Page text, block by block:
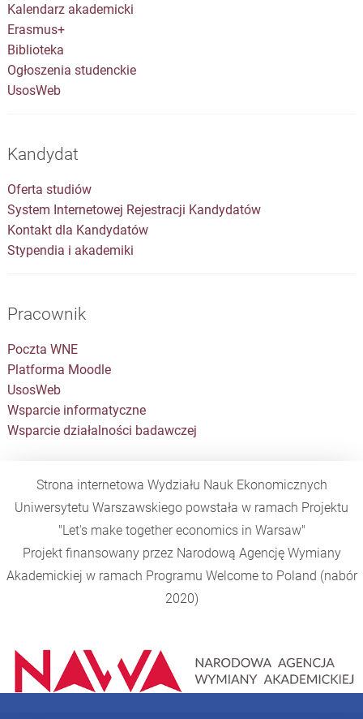
Kalendarz akademicki
Erasmus+
Biblioteka
Ogłoszenia studenckie
UsosWeb
Kandydat
Oferta studiów
System Internetowej Rejestracji Kandydatów
Kontakt dla Kandydatów
Stypendia i akademiki
Pracownik
Poczta WNE
Platforma Moodle
UsosWeb
Wsparcie informatyczne
Wsparcie działalności badawczej
Strona internetowa Wydziału Nauk Ekonomicznych
Uniwersytetu Warszawskiego powstała w ramach Projektu
"Let's make together economics in Warsaw"
Projekt finansowany przez Narodową Agencję Wymiany
Akademickiej w ramach Programu Welcome to Poland (nabór
2020)